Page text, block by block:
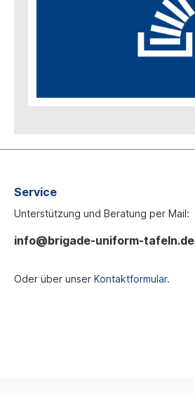
Service
Unterstützung und Beratung per Mail:
info@brigade-uniform-tafeln.de
Oder über unser Kontaktformular.